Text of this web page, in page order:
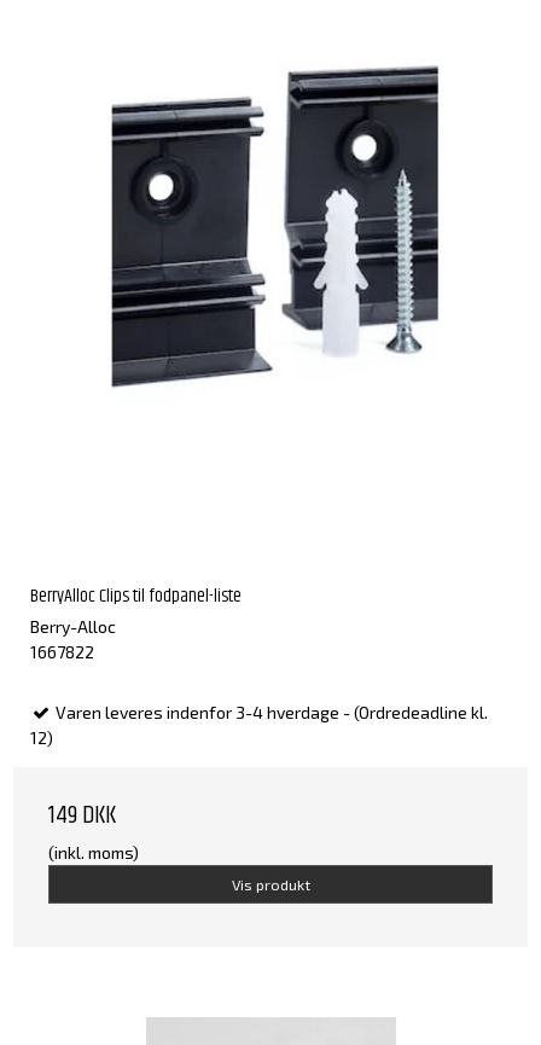
BerryAlloc Clips til fodpanel-liste
Berry-Alloc
1667822
Varen leveres indenfor 3-4 hverdage - (Ordredeadline kl.
12)
149 DKK
(inkl. moms)
Vis produkt